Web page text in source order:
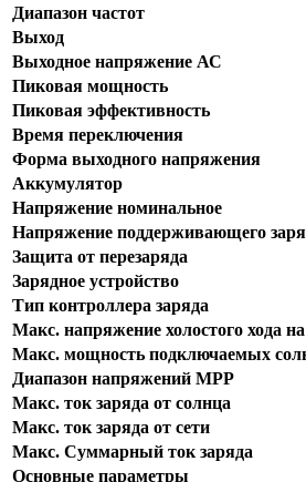
Диапазон частот
Выход
Выходное напряжение АС
Пиковая мощность
Пиковая эффективность
Время переключения
Форма выходного напряжения
Аккумулятор
Напряжение номинальное
Напряжение поддерживающего
Защита от перезаряда
Зарядное устройство
Тип контроллера заряда
Макс. напряжение холостого хода
Макс. мощность подключаемых
Диапазон напряжений МРР
Макс. ток заряда от солнца
Макс. ток заряда от сети
Макс. Суммарный ток заряда
Основные параметры